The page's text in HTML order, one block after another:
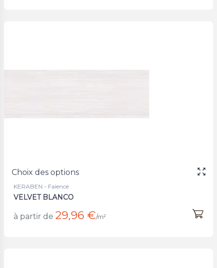
Choix des options
KERABEN - Faience
VELVET BLANCO
à partir de 29,96 €/m²